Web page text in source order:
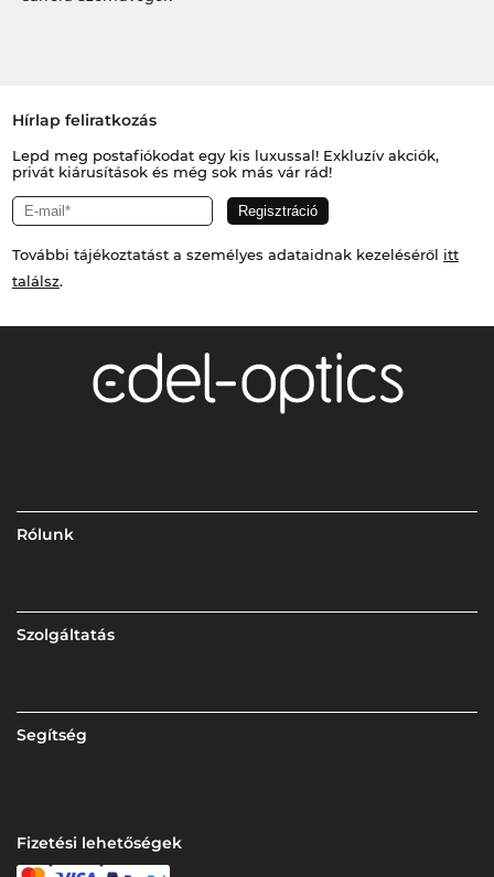
Hírlap feliratkozás
Lepd meg postafiókodat egy kis luxussal! Exkluzív akciók,
privát kiárusítások és még sok más vár rád!
További tájékoztatást a személyes adataidnak kezeléséről itt
találsz.
Rólunk
Szolgáltatás
Segítség
Fizetési lehetőségek